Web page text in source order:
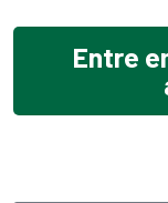
Entre em contato com nosso